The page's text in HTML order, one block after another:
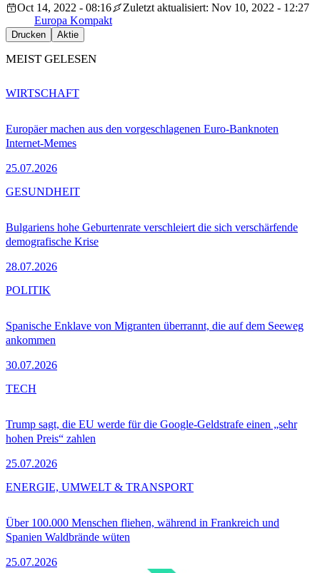
Oct 14, 2022 - 08:16
Zuletzt aktualisiert: Nov 10, 2022 - 12:27
Europa Kompakt
Drucken Aktie
MEIST GELESEN
Europäer machen aus den vorgeschlagenen Euro-Banknoten
Internet-Memes
25.07.2026
WIRTSCHAFT
Bulgariens hohe Geburtenrate verschleiert die sich verschärfende
demografische Krise
28.07.2026
GESUNDHEIT
Spanische Enklave von Migranten überrannt, die auf dem Seeweg
ankommen
30.07.2026
POLITIK
Trump sagt, die EU werde für die Google-Geldstrafe einen „sehr
hohen Preis“ zahlen
25.07.2026
TECH
Über 100.000 Menschen fliehen, während in Frankreich und
Spanien Waldbrände wüten
25.07.2026
ENERGIE, UMWELT & TRANSPORT